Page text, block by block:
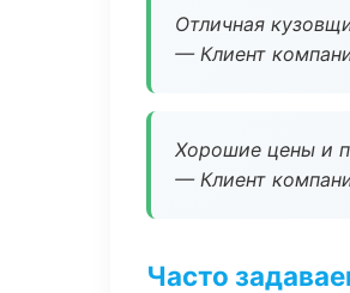
Отличная
— Клиент
Хорошие цены и
— Клиент
Часто